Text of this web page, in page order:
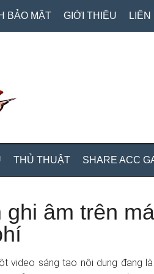
BẢO MẬT GIỚI THIỆU LIÊN
THỦ THUẬT SHARE ACC
ghi âm trên
video sáng tạo nội dung đang